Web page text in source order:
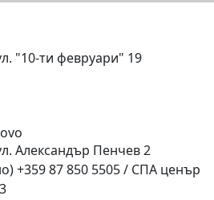
"10-ти февруари" 19
Александър Пенчев 2
+359 87 850 5505 / СПА ценър